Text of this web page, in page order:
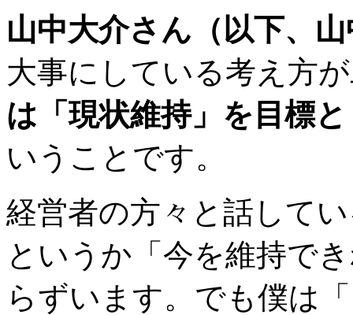
山中大介さん（以下、
大事にしている考え方
は「現状維持」を目標
いうことです。
経営者の方々と話して
というか「今を維持で
らずいます。でも僕は